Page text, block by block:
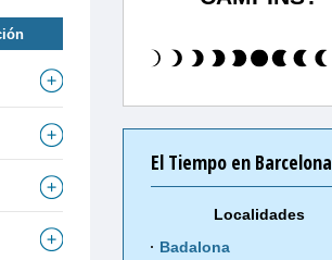
El Tiempo en Barcelona
Localidades
Badalona